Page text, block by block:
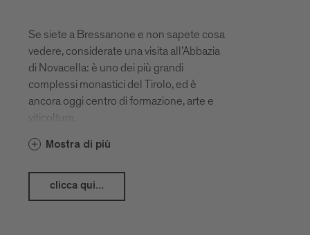
Se siete a Bressanone e non sapete cosa
vedere, considerate una visita all’Abbazia
di Novacella: è uno dei più grandi
complessi monastici del Tirolo, ed è
ancora oggi centro di formazione, arte e
viticoltura.
Mostra di più
clicca qui...